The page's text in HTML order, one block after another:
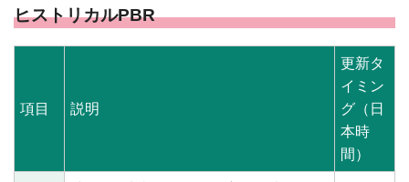
ヒストリカルPBR
項目 説明
更新タ
イミン
グ（日
本時
間）